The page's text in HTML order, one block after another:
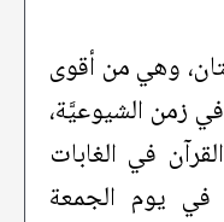
وهي من أقوى
زمن الشيوعيَّة،
في الغابات
في يوم الجمعة